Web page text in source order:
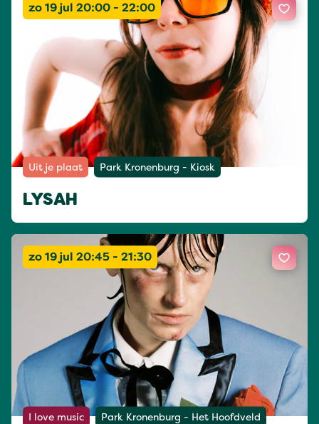
zo 19 jul 20:00 - 22:00
Uit je plaat Park Kronenburg - Kiosk
LYSAH
zo 19 jul 20:45 - 21:30
I love music Park Kronenburg - Het Hoofdveld